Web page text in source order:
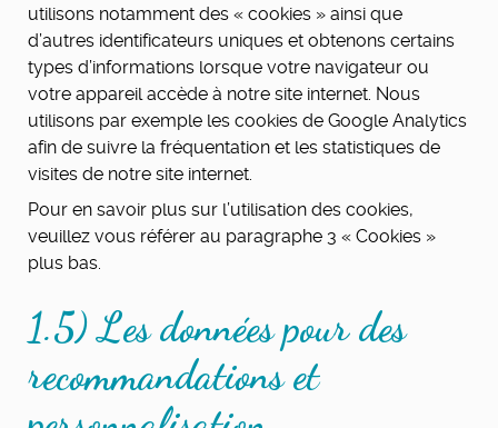
utilisons notamment des « cookies » ainsi que
d’autres identificateurs uniques et obtenons certains
types d’informations lorsque votre navigateur ou
votre appareil accède à notre site internet. Nous
utilisons par exemple les cookies de Google Analytics
afin de suivre la fréquentation et les statistiques de
visites de notre site internet.
Pour en savoir plus sur l’utilisation des cookies,
veuillez vous référer au paragraphe 3 « Cookies »
plus bas.
1.5) Les données pour des
recommandations et